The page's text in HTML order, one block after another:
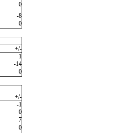
0
-8
0
+/-
1
-14
0
+/-
-1
0
7
0